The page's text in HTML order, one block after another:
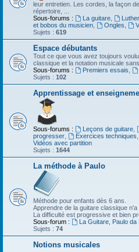
leur entretien. Les cordes, la façon
répertoire, ...
Sous-forums :
La guitare,
et bobos du musicien
Ongles
Sujets : 619
Espace débutants
Tout ce que vous avez toujours
classique et la notation musicale
Sous-forums :
Premiers essais
Sujets : 102
Apprentissage et
Sous-forums : Leçons de guitare,
progresser
Exercices techniques
Vidéos avec partition
Sujets : 1644
La méthode à Paulo
Méthode pour enfants dès 6 ans.
Apprendre de la guitare classique n'a
La difficulté est progressive et bien
Sous-forum :
La Guitare, Paulo da
Sujets : 74
Notions musicales